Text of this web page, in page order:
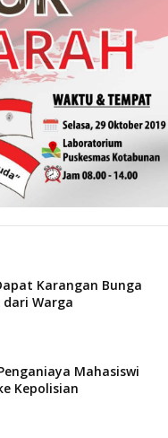
Karangan Bunga
Warga
Mahasiswi
Kepolisian